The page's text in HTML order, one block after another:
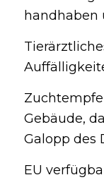
handhaben
Gebäude,
Galopp des
EU